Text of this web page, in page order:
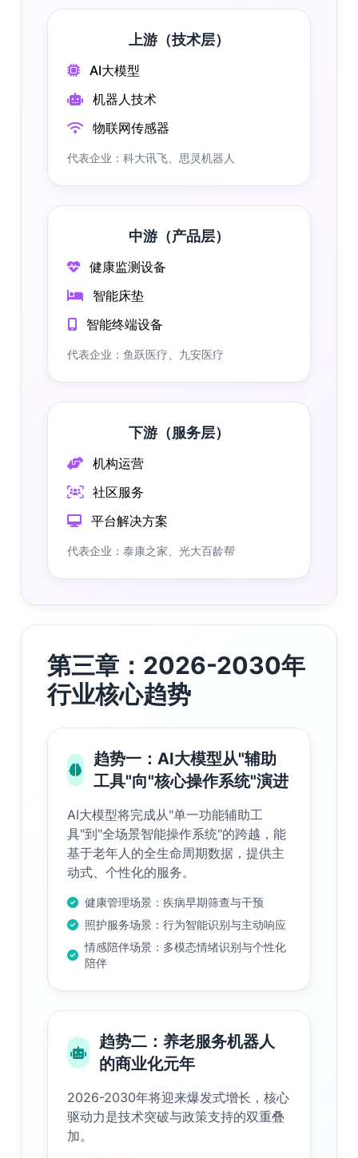
上游（技术层）
AI大模型
机器人技术
物联网传感器
代表企业：科大讯飞、思灵机器人
中游（产品层）
健康监测设备
智能床垫
智能终端设备
代表企业：鱼跃医疗、九安医疗
下游（服务层）
机构运营
社区服务
平台解决方案
代表企业：泰康之家、光大百龄帮
第三章：2026-2030年
行业核心趋势
趋势一：AI大模型从"辅助
工具"向"核心操作系统"演进
AI大模型将完成从"单一功能辅助工
具"到"全场景智能操作系统"的跨越，能
基于老年人的全生命周期数据，提供主
动式、个性化的服务。
健康管理场景：疾病早期筛查与干预
照护服务场景：行为智能识别与主动响应
情感陪伴场景：多模态情绪识别与个性化
陪伴
趋势二：养老服务机器人
的商业化元年
2026-2030年将迎来爆发式增长，核心
驱动力是技术突破与政策支持的双重叠
加。